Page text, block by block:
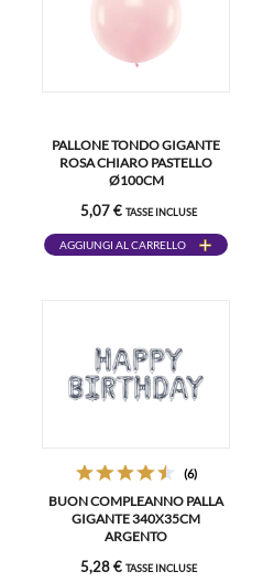
PALLONE TONDO GIGANTE
ROSA CHIARO PASTELLO
Ø100CM
5,07 € TASSE INCLUSE
AGGIUNGI AL CARRELLO
(6)
BUON COMPLEANNO PALLA
GIGANTE 340X35CM
ARGENTO
5,28 € TASSE INCLUSE